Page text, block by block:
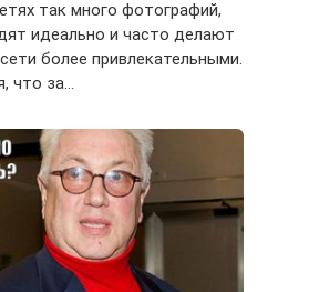
так много фотографий,
идеально и часто делают
более привлекательными.
что за…